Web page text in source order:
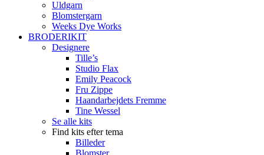
Uldgarn
Blomstergarn
Weeks Dye Works
BRODERIKIT
Designere
Tille’s
Studio Flax
Emily Peacock
Fru Zippe
Haandarbejdets Fremme
Tine Wessel
Se alle kits
Find kits efter tema
Billeder